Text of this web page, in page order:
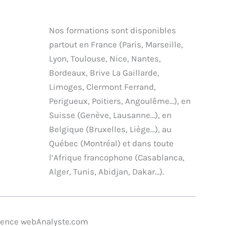
i
t
t
r
e
d
i
n
u
b
e
b
o
Nos formations sont disponibles
partout en France (Paris, Marseille,
Lyon, Toulouse, Nice, Nantes,
Bordeaux, Brive La Gaillarde,
Limoges, Clermont Ferrand,
Perigueux, Poitiers, Angoulême…), en
Suisse (Genève, Lausanne…), en
Belgique (Bruxelles, Liège…), au
Québec (Montréal) et dans toute
l’Afrique francophone (Casablanca,
Alger, Tunis, Abidjan, Dakar…).
webAnalyste.com